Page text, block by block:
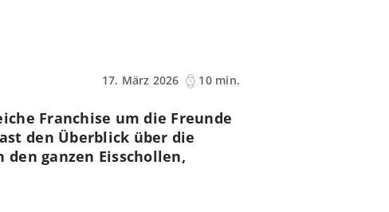
17. März 2026
10 min.
Franchise um die Freunde
den Überblick über die
ganzen Eisschollen,